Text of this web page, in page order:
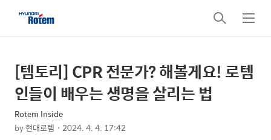
검
색
메
뉴
상
세
컨
텐
본
문
제
목
[템토리] CPR 전문가? 해볼게요! 로템
인들이 배우는 생명을 살리는 법
Rotem Inside
by현대로템 2024. 4. 4. 17:42